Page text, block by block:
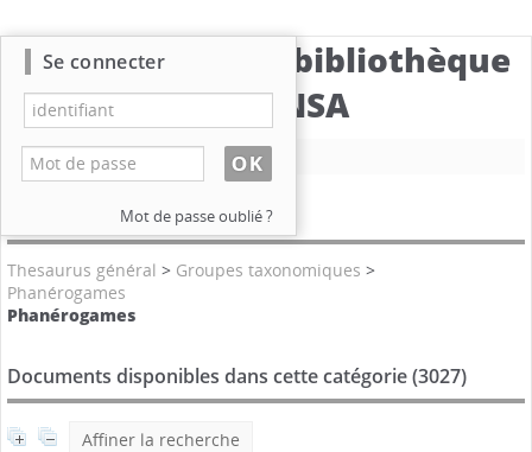
Catalogue de la bibliothèque
du CBNSA
Nouvelle recherche
Thesaurus général > Groupes taxonomiques >
Phanérogames
Phanérogames
Documents disponibles dans cette catégorie (3027)
Affiner la recherche
Se connecter
Mot de passe oublié ?